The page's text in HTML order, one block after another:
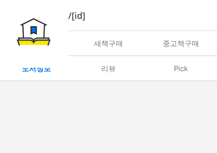
book/rent/[id]
대여 새책구매 중고책구매
도서정보 리뷰 Pick